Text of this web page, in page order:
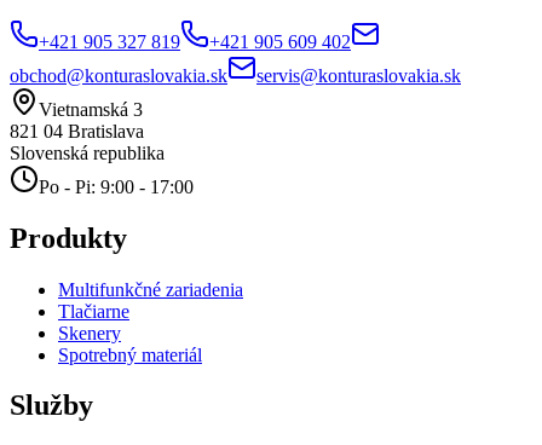
+421 905 327 819
+421 905 609 402
obchod@konturaslovakia.sk
servis@konturaslovakia.sk
Vietnamská 3
821 04 Bratislava
Slovenská republika
Po - Pi: 9:00 - 17:00
Produkty
Multifunkčné zariadenia
Tlačiarne
Skenery
Spotrebný materiál
Služby